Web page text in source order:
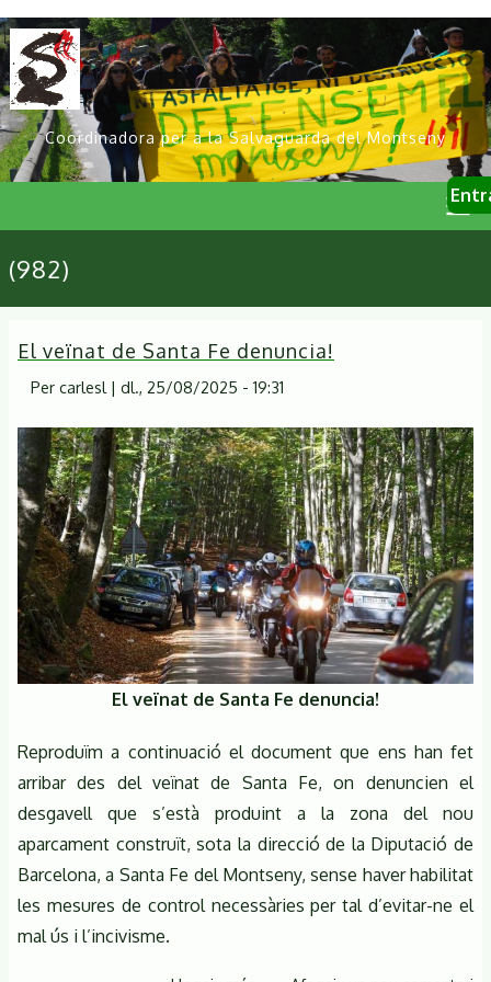
Vés
al
contingut
Coordinadora per a la Salvaguarda del Montseny
User
Primary
links
(982)
El veïnat de Santa Fe denuncia!
Per carlesl | dl., 25/08/2025 - 19:31
El veïnat de Santa Fe denuncia!
Reproduïm a continuació el document que ens han fet
arribar des del veïnat de Santa Fe, on denuncien el
desgavell que s’està produint a la zona del nou
aparcament construït, sota la direcció de la Diputació de
Barcelona, a Santa Fe del Montseny, sense haver habilitat
les mesures de control necessàries per tal d’evitar-ne el
mal ús i l’incivisme.